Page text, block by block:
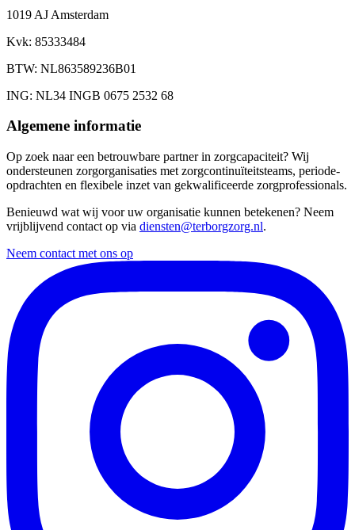
1019 AJ Amsterdam
Kvk: 85333484
BTW: NL863589236B01
ING: NL34 INGB 0675 2532 68
Algemene informatie
Op zoek naar een betrouwbare partner in zorgcapaciteit? Wij
ondersteunen zorgorganisaties met zorgcontinuïteitsteams, periode-
opdrachten en flexibele inzet van gekwalificeerde zorgprofessionals.
Benieuwd wat wij voor uw organisatie kunnen betekenen? Neem
vrijblijvend contact op via diensten@terborgzorg.nl.
Neem contact met ons op